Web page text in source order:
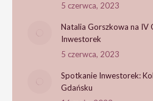
5 czerwca, 2023
Natalia Gorszkowa na IV
Inwestorek
5 czerwca, 2023
Spotkanie Inwestorek:
Gdańsku